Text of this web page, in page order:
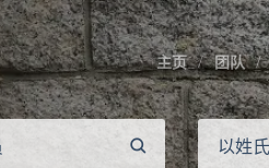
主页 团队
搜
以姓